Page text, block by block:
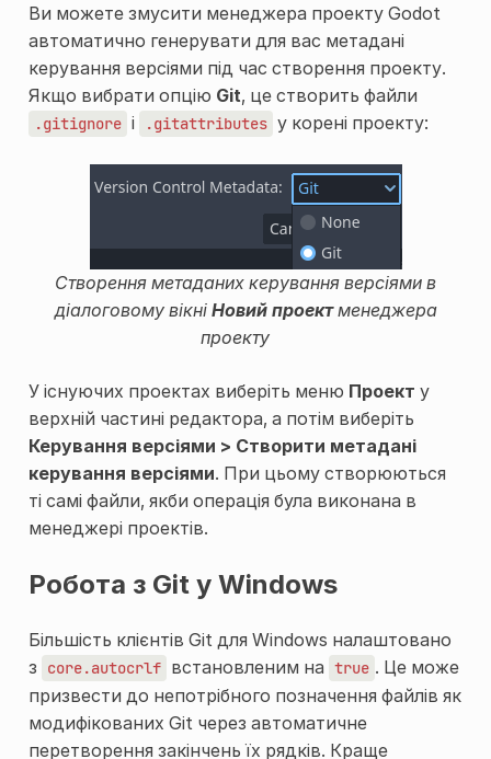
Ви можете змусити менеджера проекту Godot
автоматично генерувати для вас метадані
керування версіями під час створення проекту.
Якщо вибрати опцію Git, це створить файли
.gitignore і .gitattributes у корені проекту:
Створення метаданих керування версіями в
діалоговому вікні Новий проектменеджера
проекту
У існуючих проектах виберіть меню Проект у
верхній частині редактора, а потім виберіть
Керування версіями > Створити метадані
керування версіями. При цьому створюються
ті самі файли, якби операція була виконана в
менеджері проектів.
Робота з Git у Windows
Більшість клієнтів Git для Windows налаштовано
з
core.autocrlf встановленим на true . Це може
призвести до непотрібного позначення файлів як
модифікованих Git через автоматичне
перетворення закінчень їх рядків. Краще